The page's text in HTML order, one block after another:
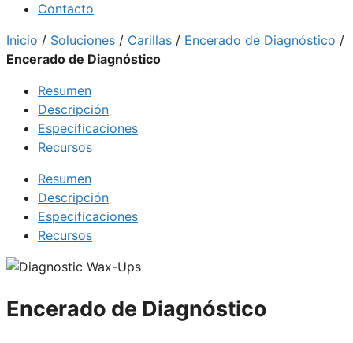
Contacto
Inicio / Soluciones / Carillas / Encerado de Diagnóstico /
Encerado de Diagnóstico
Resumen
Descripción
Especificaciones
Recursos
Resumen
Descripción
Especificaciones
Recursos
Encerado de Diagnóstico